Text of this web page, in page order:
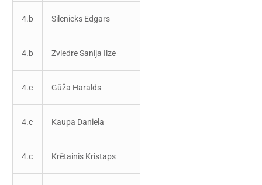
4.b Silenieks Edgars
4.b Zviedre Sanija Ilze
4.c Gūža Haralds
4.c Kaupa Daniela
4.c Krētainis Kristaps